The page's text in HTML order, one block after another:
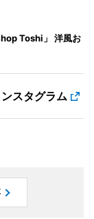
Toshi」 洋風お
スタグラム